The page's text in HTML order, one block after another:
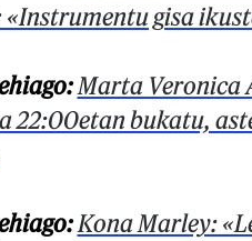
«Instrumentu gisa
Marta Veronica
22:00etan bukatu,
Kona Marley: